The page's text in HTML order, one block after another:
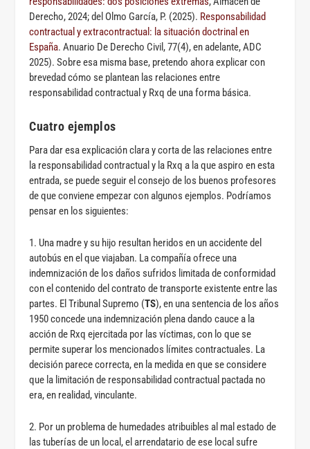
Derecho, 2024; del Olmo García, P. (2025). Responsabilidad
contractual y extracontractual: la situación doctrinal en
España. Anuario De Derecho Civil, 77(4), en adelante, ADC
2025). Sobre esa misma base, pretendo ahora explicar con
brevedad cómo se plantean las relaciones entre
responsabilidad contractual y Rxq de una forma básica.
Cuatro ejemplos
Para dar esa explicación clara y corta de las relaciones entre
la responsabilidad contractual y la Rxq a la que aspiro en esta
entrada, se puede seguir el consejo de los buenos profesores
de que conviene empezar con algunos ejemplos. Podríamos
pensar en los siguientes:
1. Una madre y su hijo resultan heridos en un accidente del
autobús en el que viajaban. La compañía ofrece una
indemnización de los daños sufridos limitada de conformidad
con el contenido del contrato de transporte existente entre las
partes. El Tribunal Supremo (TS), en una sentencia de los años
1950 concede una indemnización plena dando cauce a la
acción de Rxq ejercitada por las víctimas, con lo que se
permite superar los mencionados límites contractuales. La
decisión parece correcta, en la medida en que se considere
que la limitación de responsabilidad contractual pactada no
era, en realidad, vinculante.
2. Por un problema de humedades atribuibles al mal estado de
las tuberías de un local, el arrendatario de ese local sufre